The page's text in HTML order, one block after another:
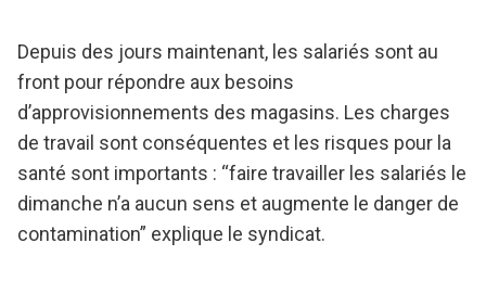
Depuis des jours maintenant, les salariés sont au
front pour répondre aux besoins
d’approvisionnements des magasins. Les charges
de travail sont conséquentes et les risques pour la
santé sont importants : “faire travailler les salariés le
dimanche n’a aucun sens et augmente le danger de
contamination” explique le syndicat.